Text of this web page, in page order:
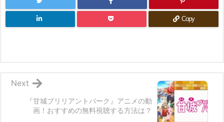
Copy
『甘城ブリリアントパーク』アニメの動
画！おすすめの無料視聴する方法は？
Next